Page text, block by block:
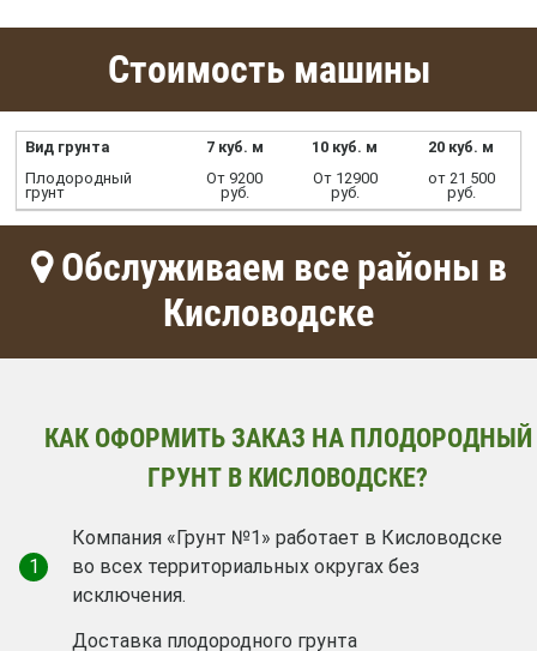
Стоимость машины
Вид грунта 7 куб. м 10 куб. м
20 куб. м
Плодородный
грунт
От 9200
руб.
От 12900
руб.
от 21 500
руб.
Обслуживаем все районы в
Кисловодске
КАК ОФОРМИТЬ ЗАКАЗ НА ПЛОДОРОДНЫЙ
ГРУНТ В КИСЛОВОДСКЕ?
1
Компания «Грунт №1» работает в Кисловодске
во всех территориальных округах без
исключения.
Доставка плодородного грунта